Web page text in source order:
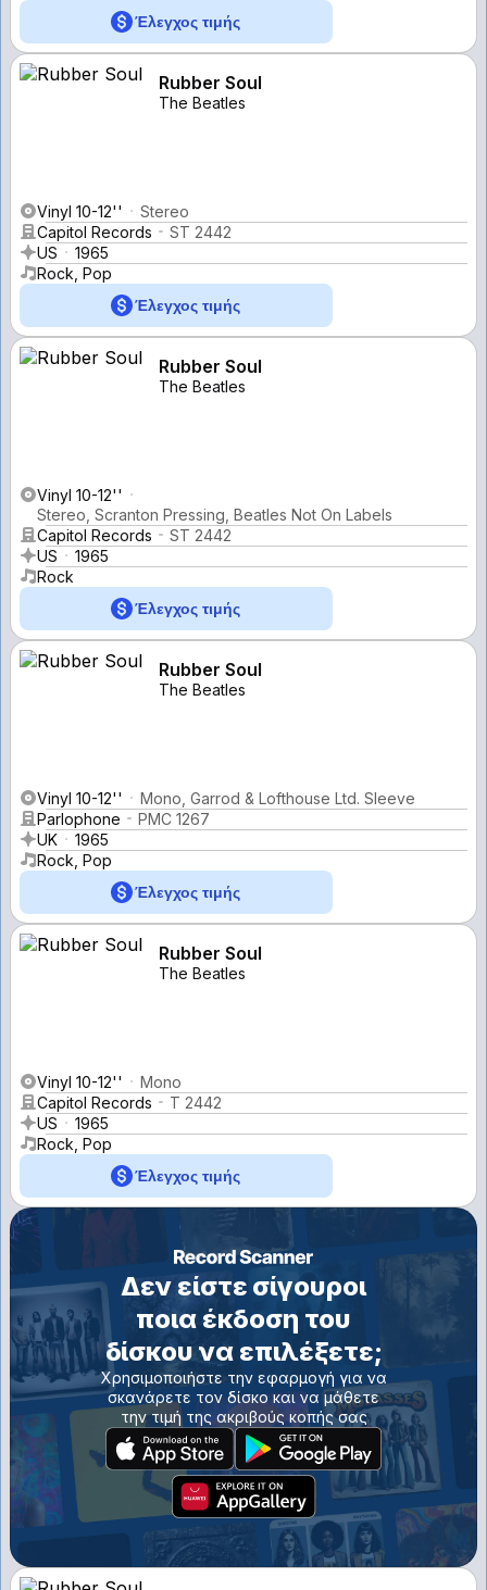
Έλεγχος τιμής
Rubber Soul
The Beatles
Vinyl 10-12''
Stereo
Capitol Records
ST 2442
US
1965
Rock, Pop
Έλεγχος τιμής
Rubber Soul
The Beatles
Vinyl 10-12''
Stereo, Scranton Pressing, Beatles Not On Labels
Capitol Records
ST 2442
US
1965
Rock
Έλεγχος τιμής
Rubber Soul
The Beatles
Vinyl 10-12''
Mono, Garrod & Lofthouse Ltd. Sleeve
Parlophone
PMC 1267
UK
1965
Rock, Pop
Έλεγχος τιμής
Rubber Soul
The Beatles
Vinyl 10-12''
Mono
Capitol Records
T 2442
US
1965
Rock, Pop
Έλεγχος τιμής
Δεν είστε σίγουροι
ποια έκδοση του
δίσκου να επιλέξετε;
Χρησιμοποιήστε την εφαρμογή για να
σκανάρετε τον δίσκο και να μάθετε
την τιμή της ακριβούς κοπής σας